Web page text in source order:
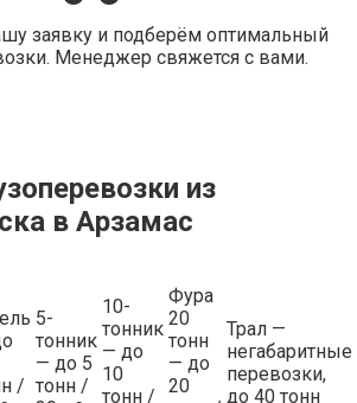
заявку и подберём оптимальный
Менеджер свяжется с вами.
из
в Арзамас
/
5-
тонник
— до 5
тонн /
10-
тонник
— до
10
тонн /
Фура
20
тонн
— до
20
Трал —
негабаритные
перевозки,
до 40 тонн